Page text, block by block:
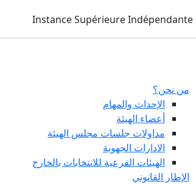
من نحن؟
الإحداث والمهام
أعضاء الهيئة
مداولات جلسات مجلس الهيئة
الادارات الجهوية
الهيئات الفرعية للانتخابات بالخارج
الإطار القانوني